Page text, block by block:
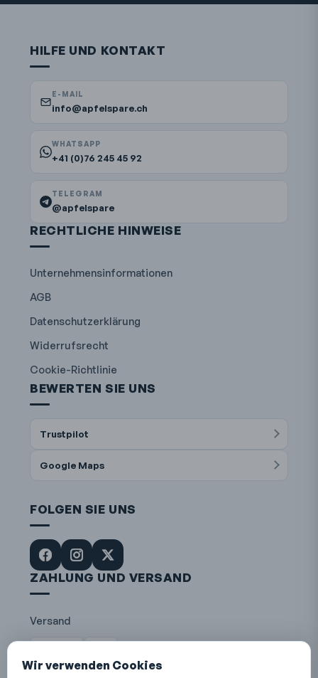
HILFE UND KONTAKT
E-MAIL
info@apfelspare.ch
WHATSAPP
+41 (0)76 245 45 92
TELEGRAM
@apfelspare
RECHTLICHE HINWEISE
Unternehmensinformationen
AGB
Datenschutzerklärung
Widerrufsrecht
Cookie-Richtlinie
BEWERTEN SIE UNS
Trustpilot
Google Maps
FOLGEN SIE UNS
ZAHLUNG UND VERSAND
Versand
Wir verwenden Cookies